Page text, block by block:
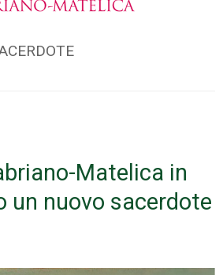
Matelica in
un nuovo sacerdote